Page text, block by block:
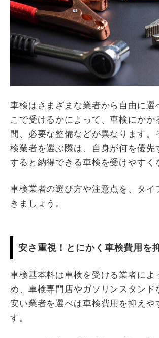
車検はさまざまな業者から自由に選
こで受けるかによって、車検にかか
間、必要な整備などが異なります。
検業者を選ぶ際は、自身が何を優先
すると納得できる車検を受けやすく
車検業者の選び方や注意点を、タイ
きましょう。
安さ重視！とにかく車検費用を
車検基本料は車検を受ける業者によ
め、車検専門店やガソリンスタンド
安い業者を選べば車検費用を抑えや
す。